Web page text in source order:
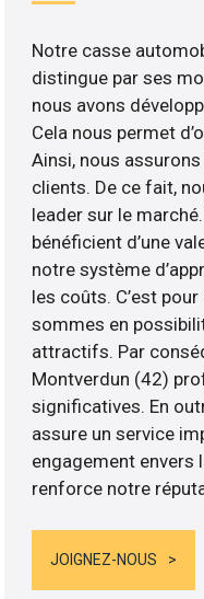
Notre casse
distingue par ses
nous avons
Cela nous permet
Ainsi, nous
clients. De ce fait,
leader sur le
bénéficient d’une
notre système
les coûts. C’est
sommes en
attractifs. Par
Montverdun (42)
significatives. En
assure un service
engagement
renforce notre
JOIGNEZ-NOUS